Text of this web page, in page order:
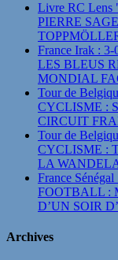
Livre RC Lens
PIERRE
France Irak :
LES BLEUS
MONDIAL
Tour de
CYCLISME :
CIRCUIT
Tour de
CYCLISME :
LA
France
FOOTBALL :
D’UN SOIR
Archives